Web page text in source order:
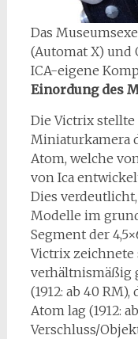
Das
(Automat X) und
ICA-eigene
Einordung des
Die Victrix stellte
Miniaturkamera
Atom, welche
von Ica
Dies
Modelle im
Segment der
Victrix zeichnete
verhältnismäßig
(1912: ab 40
Atom lag (1912:
Verschluss/